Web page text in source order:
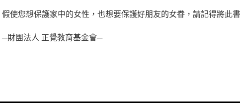
假使您想保護家中的女性，也想要保護好朋友的女眷，請記得將此
─財團法人 正覺教育基金會─